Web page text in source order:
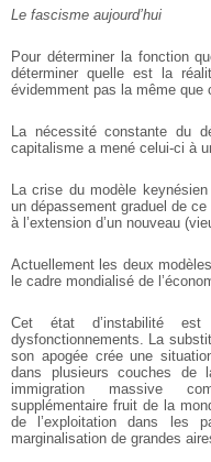
Le fascisme aujourd’hui
Pour déterminer la fonction
déterminer quelle est la
évidemment pas la même que
La nécessité constante du
capitalisme a mené celui-ci à
La crise du modèle
un dépassement graduel de
à l’extension d’un nouveau
Actuellement les deux
le cadre mondialisé de
Cet état d’instabilité
dysfonctionnements. La
son apogée crée une
dans plusieurs couches de
immigration massive
supplémentaire fruit de la
de l’exploitation dans les
marginalisation de grandes